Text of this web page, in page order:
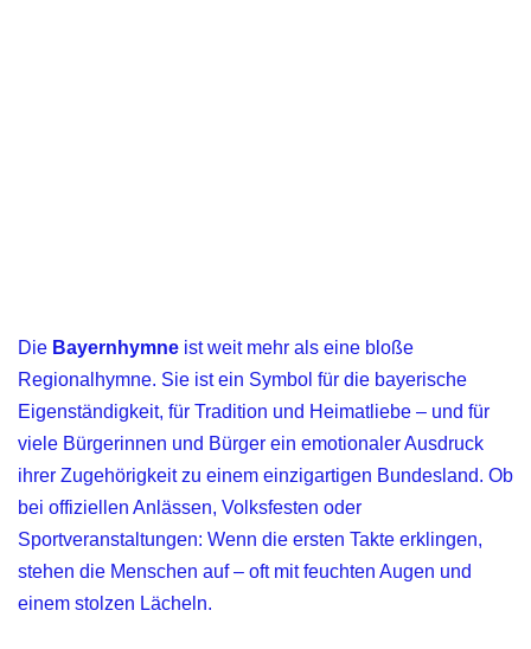
Die Bayernhymne ist weit mehr als eine bloße
Regionalhymne. Sie ist ein Symbol für die bayerische
Eigenständigkeit, für Tradition und Heimatliebe – und für
viele Bürgerinnen und Bürger ein emotionaler Ausdruck
ihrer Zugehörigkeit zu einem einzigartigen Bundesland. Ob
bei offiziellen Anlässen, Volksfesten oder
Sportveranstaltungen: Wenn die ersten Takte erklingen,
stehen die Menschen auf – oft mit feuchten Augen und
einem stolzen Lächeln.